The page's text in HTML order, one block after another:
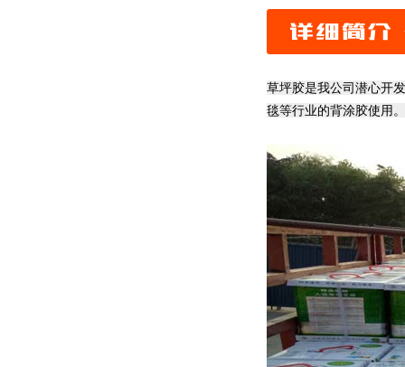
草坪胶是我公司潜心开
毯等行业的背涂胶使用